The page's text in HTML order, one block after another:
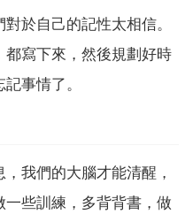
於自己的記性太相信。
寫下來，然後規劃好時
事情了。
我們的大腦才能清醒，
些訓練，多背背書，做